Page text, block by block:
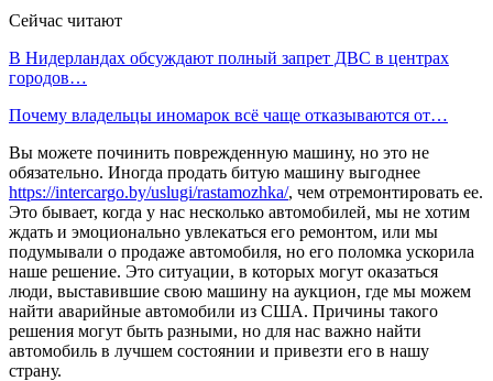
Сейчас читают
В Нидерландах обсуждают полный запрет ДВС в центрах
городов…
Почему владельцы иномарок всё чаще отказываются от…
Вы можете починить поврежденную машину, но это не
обязательно. Иногда продать битую машину выгоднее
https://intercargo.by/uslugi/rastamozhka/, чем отремонтировать ее.
Это бывает, когда у нас несколько автомобилей, мы не хотим
ждать и эмоционально увлекаться его ремонтом, или мы
подумывали о продаже автомобиля, но его поломка ускорила
наше решение. Это ситуации, в которых могут оказаться
люди, выставившие свою машину на аукцион, где мы можем
найти аварийные автомобили из США. Причины такого
решения могут быть разными, но для нас важно найти
автомобиль в лучшем состоянии и привезти его в нашу
страну.